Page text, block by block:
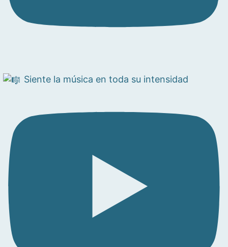
Siente la música en toda su intensidad